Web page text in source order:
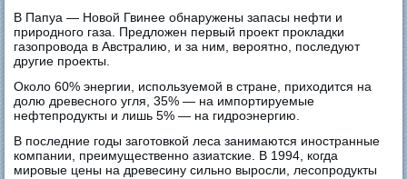
В Папуа — Новой Гвинее обнаружены запасы нефти и
природного газа. Предложен первый проект прокладки
газопровода в Австралию, и за ним, вероятно, последуют
другие проекты.
Около 60% энергии, используемой в стране, приходится на
долю древесного угля, 35% — на импортируемые
нефтепродукты и лишь 5% — на гидроэнергию.
В последние годы заготовкой леса занимаются иностранные
компании, преимущественно азиатские. В 1994, когда
мировые цены на древесину сильно выросли, лесопродукты